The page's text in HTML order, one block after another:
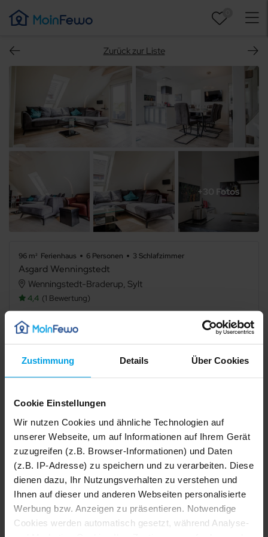
Zustimmung Details Über Cookies
Cookie Einstellungen
Wir nutzen Cookies und ähnliche Technologien auf
unserer Webseite, um auf Informationen auf Ihrem Gerät
zuzugreifen (z.B. Browser-Informationen) und Daten
(z.B. IP-Adresse) zu speichern und zu verarbeiten. Diese
dienen dazu, Ihr Nutzungsverhalten zu verstehen und
Ihnen auf dieser und anderen Webseiten personalisierte
Werbung bzw. Anzeigen zu präsentieren. Notwendige
Cookies werden automatisch gesetzt, während Analyse-
Zurück zur Liste
+30 Fotos
96 m² Ferienhaus 6 Personen 3 Schlafzimmer
Asgard Wenningstedt
Wenningstedt-Braderup, Sylt
4,4 1 Bewertung
Verfügbarkeit prüfen
Terrasse Balkon
Badewanne Kamin/Ofen
Haustier erlaubt Nichtraucher
1/30
2/30
3/30
4/30